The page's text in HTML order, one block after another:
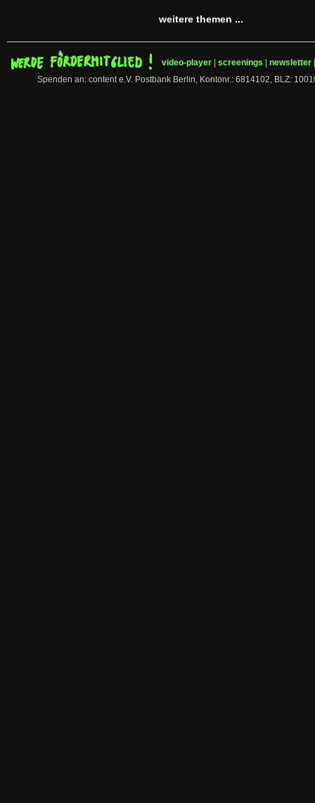
weitere themen ...
video-player screenings newsletter
Spenden an: content e.V. Postbank Berlin, Kontonr.: 6814102, BLZ: